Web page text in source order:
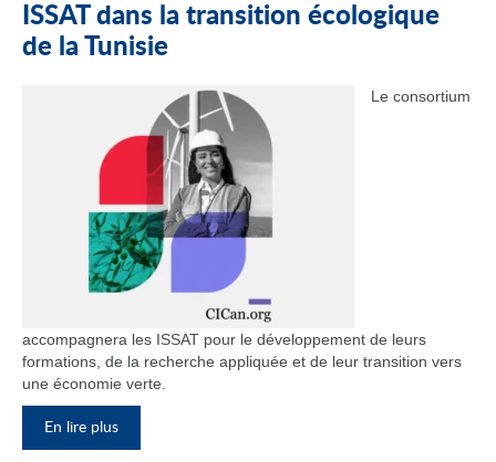
ISSAT dans la transition écologique
de la Tunisie
Le consortium
accompagnera les ISSAT pour le développement de leurs
formations, de la recherche appliquée et de leur transition vers
une économie verte.
En lire plus